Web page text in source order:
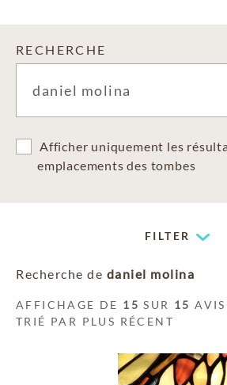
RECHERCHE
Afficher uniquement les
emplacements des tombes
FILTER
Recherche de daniel molina
AFFICHAGE DE 15 SUR 15 AVIS
TRIÉ PAR PLUS RÉCENT